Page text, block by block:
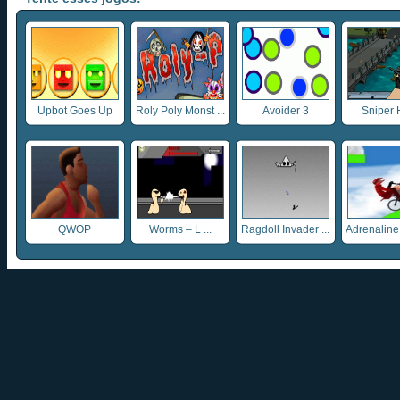
Upbot Goes Up Roly Poly Monst ... Avoider 3 Sniper
QWOP Worms – L ... Ragdoll Invader ...